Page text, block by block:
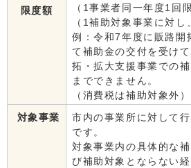
限度額
（1事業者同一年度1回
（1補助対象事業に対し
例：令和7年度に販路開
て補助金の交付を受け
拓・拡大支援事業での
までできません。
（消費税は補助対象外）
対象事業
市内の事業所に対して
です。
対象事業内の具体的な
び補助対象とならない